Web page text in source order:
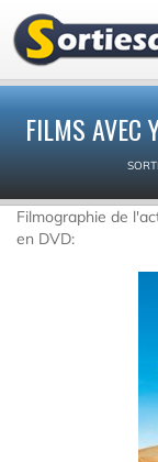
FILMS AVEC
Filmographie de
en DVD: